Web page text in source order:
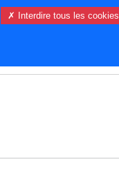
✗ Interdire tous les cookies